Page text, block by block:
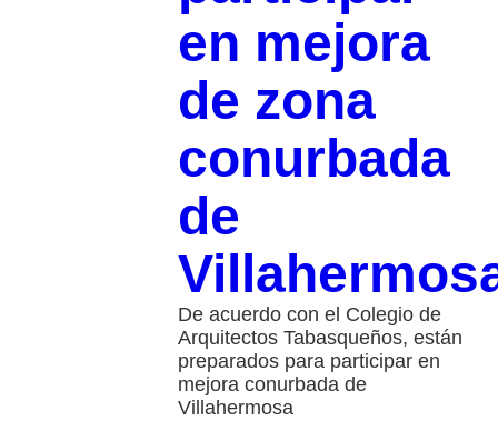
en mejora
de zona
conurbada
de
De acuerdo con el Colegio de
Arquitectos Tabasqueños, están
preparados para participar en
mejora conurbada de
Villahermosa